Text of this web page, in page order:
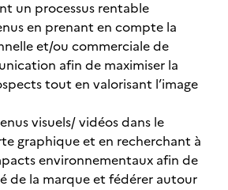
un processus rentable
en prenant en compte la
et/ou commerciale de
afin de maximiser la
tout en valorisant l’image
visuels/ vidéos dans le
graphique et en recherchant à
environnementaux afin de
de la marque et fédérer autour